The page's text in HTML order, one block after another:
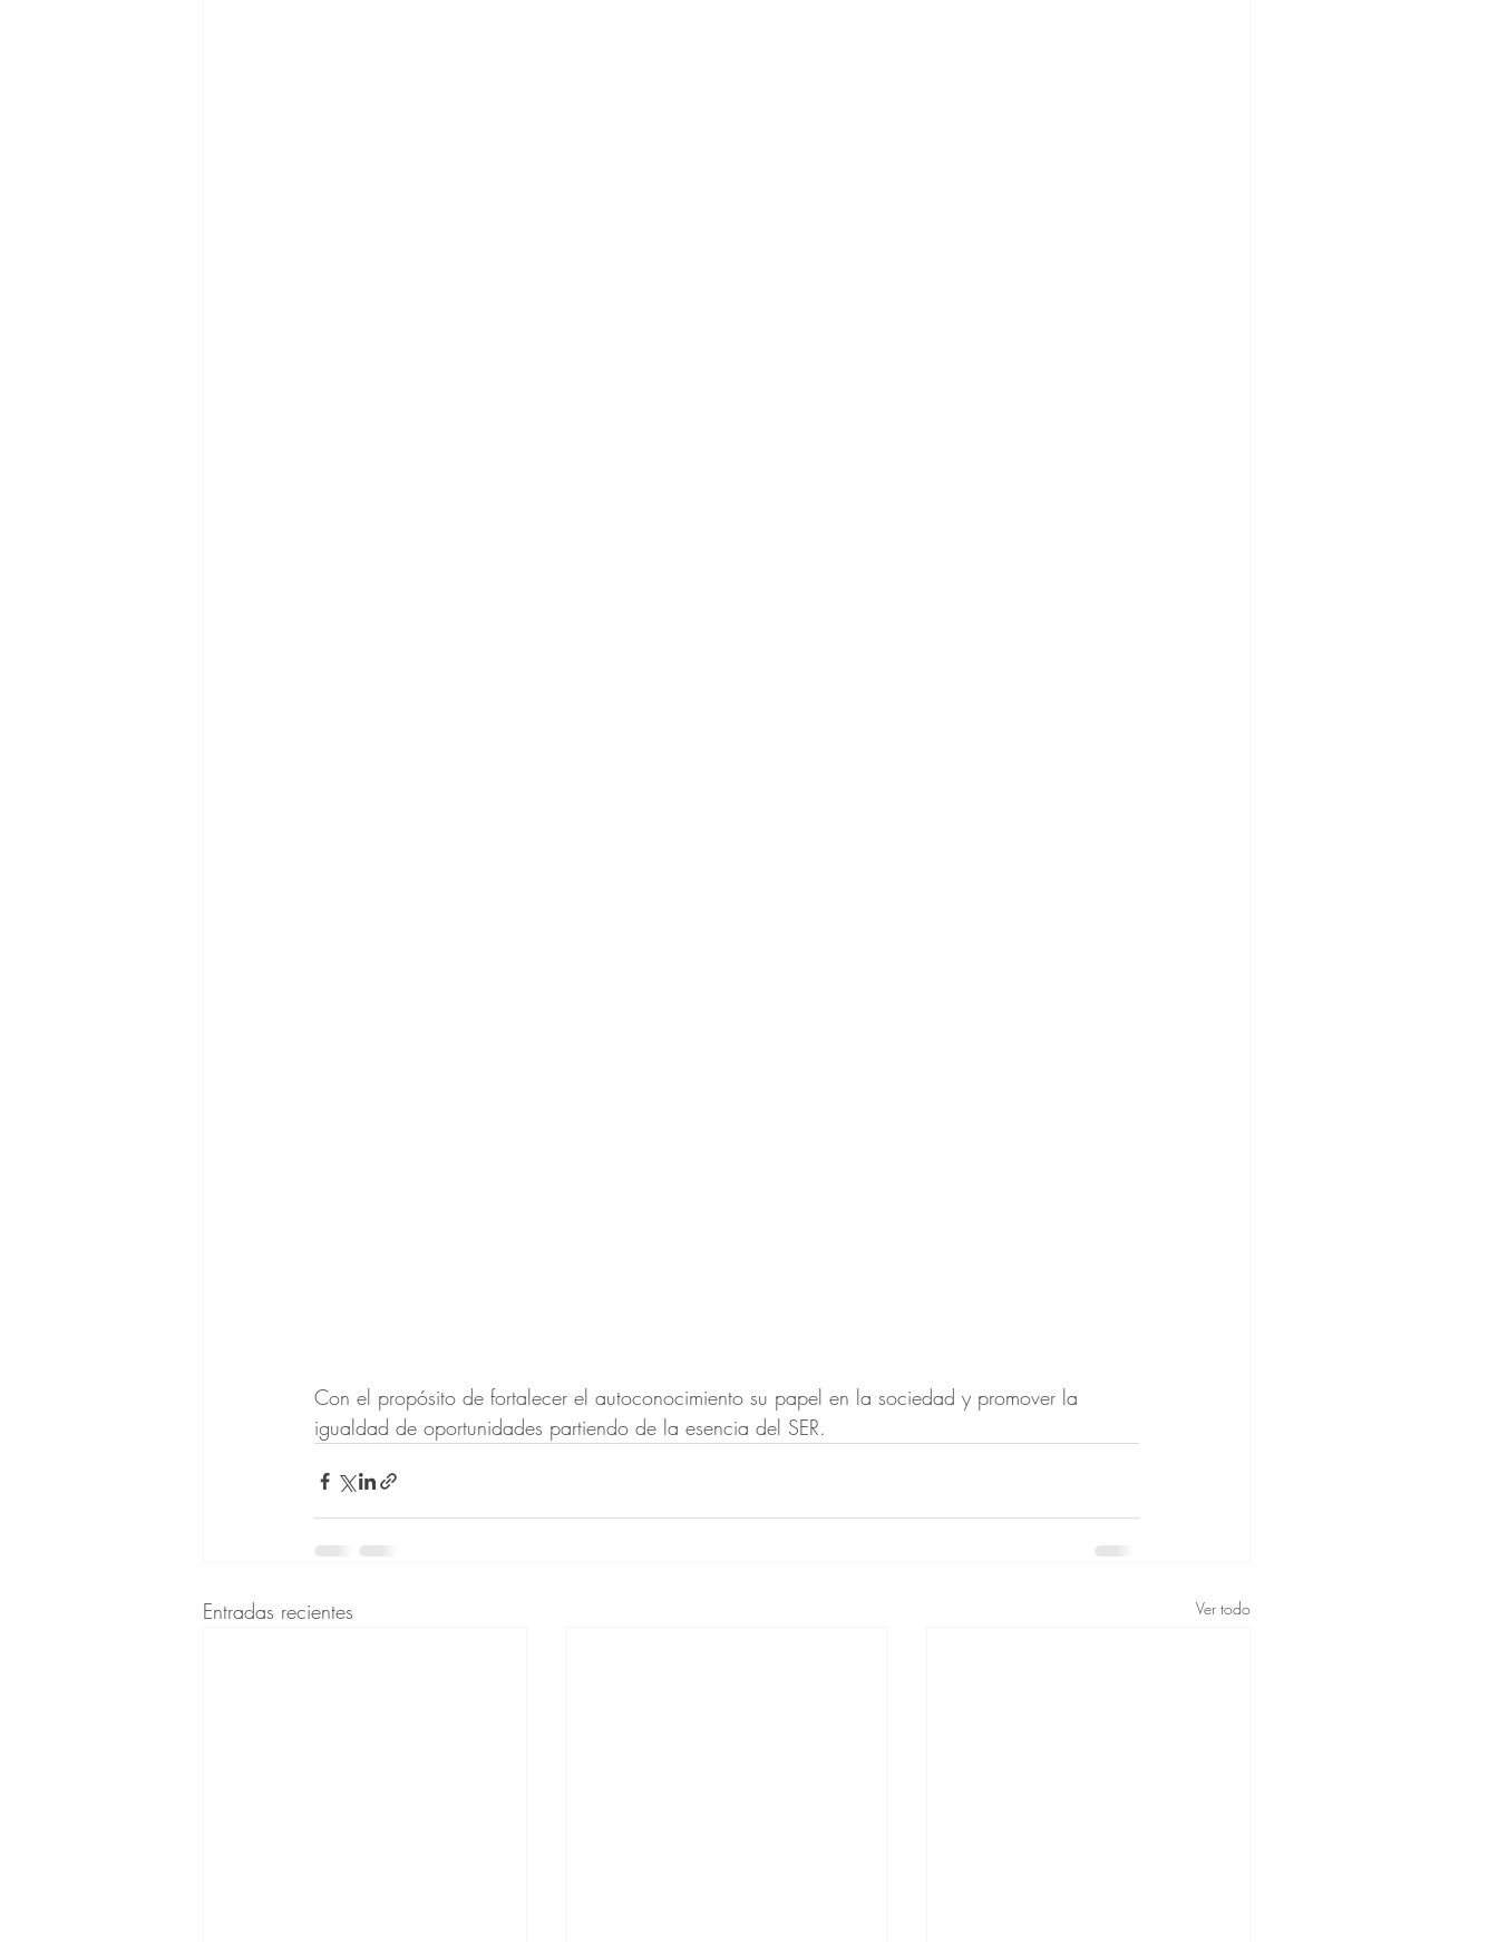
Con el propósito de fortalecer el autoconocimiento su papel en la sociedad y promover la
igualdad de oportunidades partiendo de la esencia del SER.
Entradas recientes Ver todo